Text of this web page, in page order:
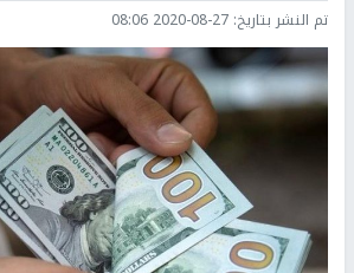
تم النشر بتاريخ: 2020-08-27 08:06